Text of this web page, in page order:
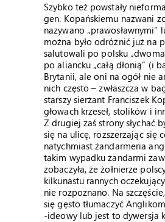
Szybko też powstały
gen. Kopańskiemu nazwani
nazywano
można było odróżnić już na
salutowali po polsku
po aliancku „całą dłonią” (i
Brytanii, ale oni na ogół nie
nich często – zwłaszcza w
starszy sierżant Franciszek
głowach krzeseł, stolików i
Z drugiej zaś strony słychać
się na ulicę, rozszerzając się
natychmiast żandarmeria
takim wypadku żandarmi
zobaczyła, że żołnierze
kilkunastu rannych
nie rozpoznano. Na
się gęsto tłumaczyć
-ideowy lub jest to dywersja